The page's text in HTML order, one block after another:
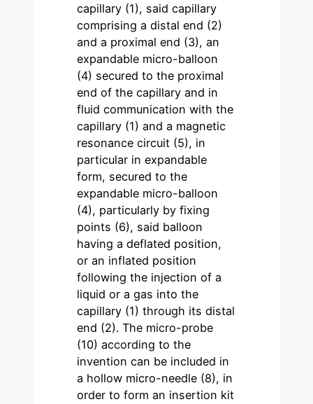
capillary (1), said capillary
comprising a distal end (2)
and a proximal end (3), an
expandable micro-balloon
(4) secured to the proximal
end of the capillary and in
fluid communication with the
capillary (1) and a magnetic
resonance circuit (5), in
particular in expandable
form, secured to the
expandable micro-balloon
(4), particularly by fixing
points (6), said balloon
having a deflated position,
or an inflated position
following the injection of a
liquid or a gas into the
capillary (1) through its distal
end (2). The micro-probe
(10) according to the
invention can be included in
a hollow micro-needle (8), in
order to form an insertion kit